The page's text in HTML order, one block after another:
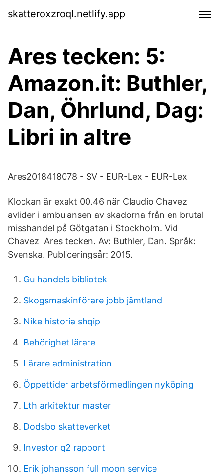
skatteroxzroql.netlify.app
Ares tecken: 5:
Amazon.it: Buthler,
Dan, Öhrlund, Dag:
Libri in altre
Ares2018418078 - SV - EUR-Lex - EUR-Lex
Klockan är exakt 00.46 när Claudio Chavez
avlider i ambulansen av skadorna från en brutal
misshandel på Götgatan i Stockholm. Vid
Chavez Ares tecken. Av: Buthler, Dan. Språk:
Svenska. Publiceringsår: 2015.
Gu handels bibliotek
Skogsmaskinförare jobb jämtland
Nike historia shqip
Behörighet lärare
Lärare administration
Öppettider arbetsförmedlingen nyköping
Lth arkitektur master
Dodsbo skatteverket
Investor q2 rapport
Erik johansson full moon service